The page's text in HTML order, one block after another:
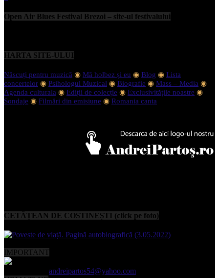
Open Air Blues Festival Brezoi – site-ul festivalului
HARTA SITE-ULUI
Născuți pentru muzică ◉ Mă holbez și eu ◉ Blog ◉ Lista
concertelor ◉ Psihologul Muzical ◉ Biografie ◉ Mass – Media ◉
Agenda culturala ◉ Ediții de colecție ◉ Exclusivitățile noastre ◉
Sondaje ◉ Filmări din emisiune ◉ Romania canta
CETĂȚEAN DE COSTINEȘTI (click pe foto)
IMPORTANT
andreipartos54@yahoo.com